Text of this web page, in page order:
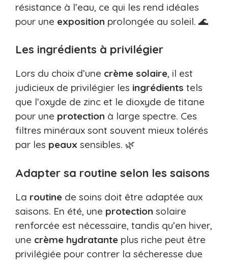
résistance à l’eau, ce qui les rend idéales
pour une exposition prolongée au soleil. 🌊
Les ingrédients à privilégier
Lors du choix d’une crème solaire, il est
judicieux de privilégier les ingrédients tels
que l’oxyde de zinc et le dioxyde de titane
pour une protection à large spectre. Ces
filtres minéraux sont souvent mieux tolérés
par les peaux sensibles. 🌿
Adapter sa routine selon les saisons
La routine de soins doit être adaptée aux
saisons. En été, une protection solaire
renforcée est nécessaire, tandis qu’en hiver,
une crème hydratante plus riche peut être
privilégiée pour contrer la sécheresse due